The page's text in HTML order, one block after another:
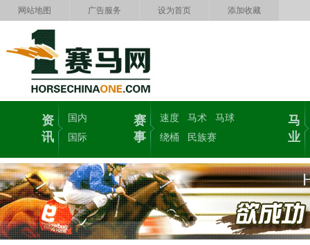
网站地图 广告服务 设为首页 添加收藏
资
讯
国内
国际
赛
事
速度 马术
马球
绕桶
民族赛
马
业